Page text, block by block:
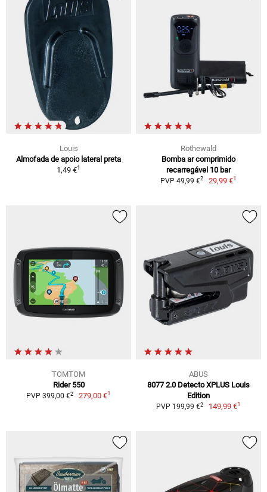
Louis
Almofada de apoio lateral preta
1,49 €1
Rothewald
Bomba ar comprimido
recarregável 10 bar
PVP 49,99 €2 29,99 €1
TOMTOM
Rider 550
PVP 399,00 €2 279,00 €1
ABUS
8077 2.0 Detecto XPLUS Louis
Edition
PVP 199,99 €2 149,99 €1